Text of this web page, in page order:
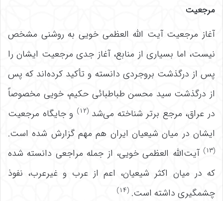
مرجعیت
آغاز مرجعیت آیت الله العظمی خویی به روشنی مشخص
نیست، اما بسیاری از منابع، آغاز جدی مرجعیت ایشان را
پس از درگذشت بروجردی دانسته و تأکید کرده‌اند که پس
از درگذشت سید محسن طباطبائی حکیم، خویی مخصوصاً
در عراق، مرجع برتر شناخته می‌شد(۱۲)
و جایگاه مرجعیت
ایشان در میان شیعیان ایران هم مهم گزارش شده است.
(۱۳)
آیت‌الله العظمی خویی، از جمله مراجعی دانسته شده
که در میان اکثر شیعیان، اعم از عرب و غیرعرب، نفوذ
چشمگیری داشته است. (۱۴)